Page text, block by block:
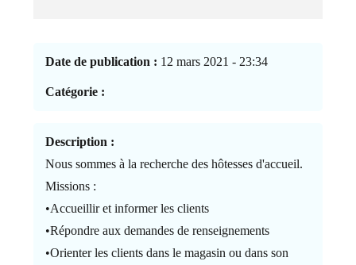
Date de publication : 12 mars 2021 - 23:34
Catégorie :
Description :
Nous sommes à la recherche des hôtesses d'accueil.
Missions :
•Accueillir et informer les clients
•Répondre aux demandes de renseignements
•Orienter les clients dans le magasin ou dans son